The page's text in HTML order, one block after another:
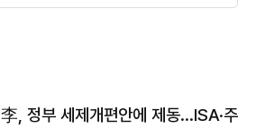
李, 정부 세제개편안에 제동…ISA·주